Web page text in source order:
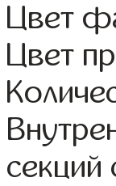
Цвет
Цвет
секций